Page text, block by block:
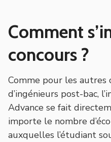
Comment
concours ?
Comme pour les autres
d’ingénieurs post-bac,
Advance se fait
importe le nombre
auxquelles l’étudiant